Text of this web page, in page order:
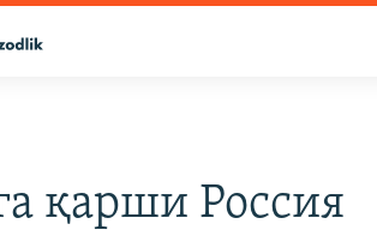
қарши Россия